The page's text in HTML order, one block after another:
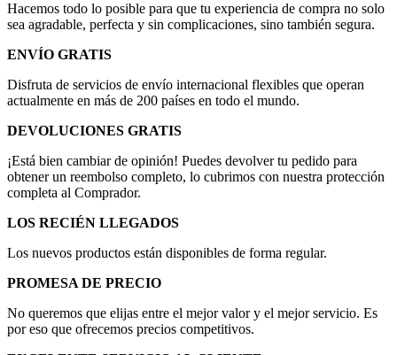
Hacemos todo lo posible para que tu experiencia de compra no solo
sea agradable, perfecta y sin complicaciones, sino también segura.
ENVÍO GRATIS
Disfruta de servicios de envío internacional flexibles que operan
actualmente en más de 200 países en todo el mundo.
DEVOLUCIONES GRATIS
¡Está bien cambiar de opinión! Puedes devolver tu pedido para
obtener un reembolso completo, lo cubrimos con nuestra protección
completa al Comprador.
LOS RECIÉN LLEGADOS
Los nuevos productos están disponibles de forma regular.
PROMESA DE PRECIO
No queremos que elijas entre el mejor valor y el mejor servicio. Es
por eso que ofrecemos precios competitivos.